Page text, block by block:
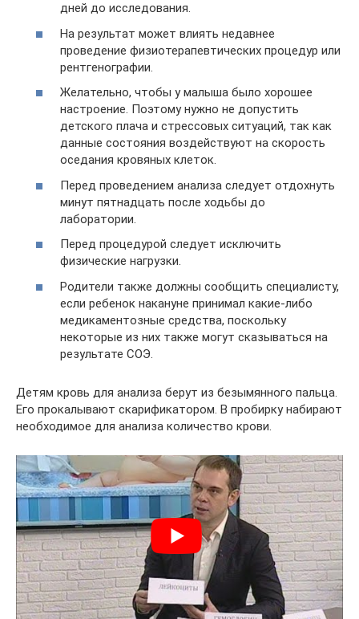
дней до исследования.
На результат может влиять недавнее
проведение физиотерапевтических процедур или
рентгенографии.
Желательно, чтобы у малыша было хорошее
настроение. Поэтому нужно не допустить
детского плача и стрессовых ситуаций, так как
данные состояния воздействуют на скорость
оседания кровяных клеток.
Перед проведением анализа следует отдохнуть
минут пятнадцать после ходьбы до
лаборатории.
Перед процедурой следует исключить
физические нагрузки.
Родители также должны сообщить специалисту,
если ребенок накануне принимал какие-либо
медикаментозные средства, поскольку
некоторые из них также могут сказываться на
результате СОЭ.
Детям кровь для анализа берут из безымянного пальца.
Его прокалывают скарификатором. В пробирку набирают
необходимое для анализа количество крови.